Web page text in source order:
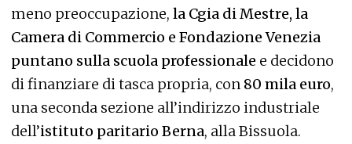
meno preoccupazione, la Cgia di Mestre, la
Camera di Commercio e Fondazione Venezia
puntano sulla scuola professionale e decidono
di finanziare di tasca propria, con 80 mila euro,
una seconda sezione all’indirizzo industriale
dell’istituto paritario Berna, alla Bissuola.